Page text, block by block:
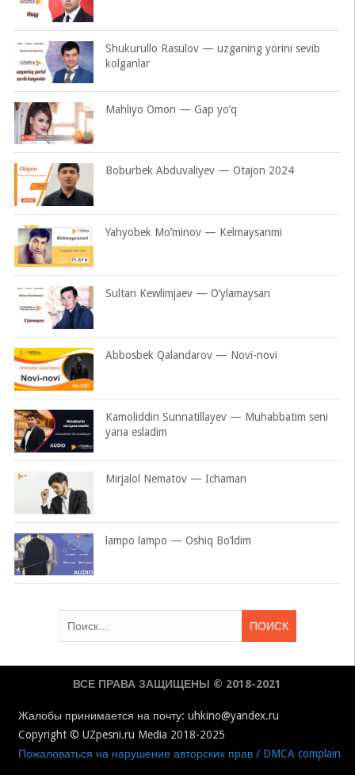
Shukurullo Rasulov — uzganing yorini sevib
kolganlar
Mahliyo Omon — Gap yo’q
Boburbek Abduvaliyev — Otajon 2024
Yahyobek Mo’minov — Kelmaysanmi
Sultan Kewlimjaev — O’ylamaysan
Abbosbek Qalandarov — Novi-novi
Kamoliddin Sunnatillayev — Muhabbatim seni
yana esladim
Mirjalol Nematov — Ichaman
lampo lampo — Oshiq Bo’ldim
ВСЕ ПРАВА ЗАЩИЩЕНЫ © 2018-2021
Жалобы принимается на почту: uhkino@yandex.ru
Copyright © UZpesni.ru Media 2018-2025
Пожаловаться на нарушение авторских прав / DMCA complain